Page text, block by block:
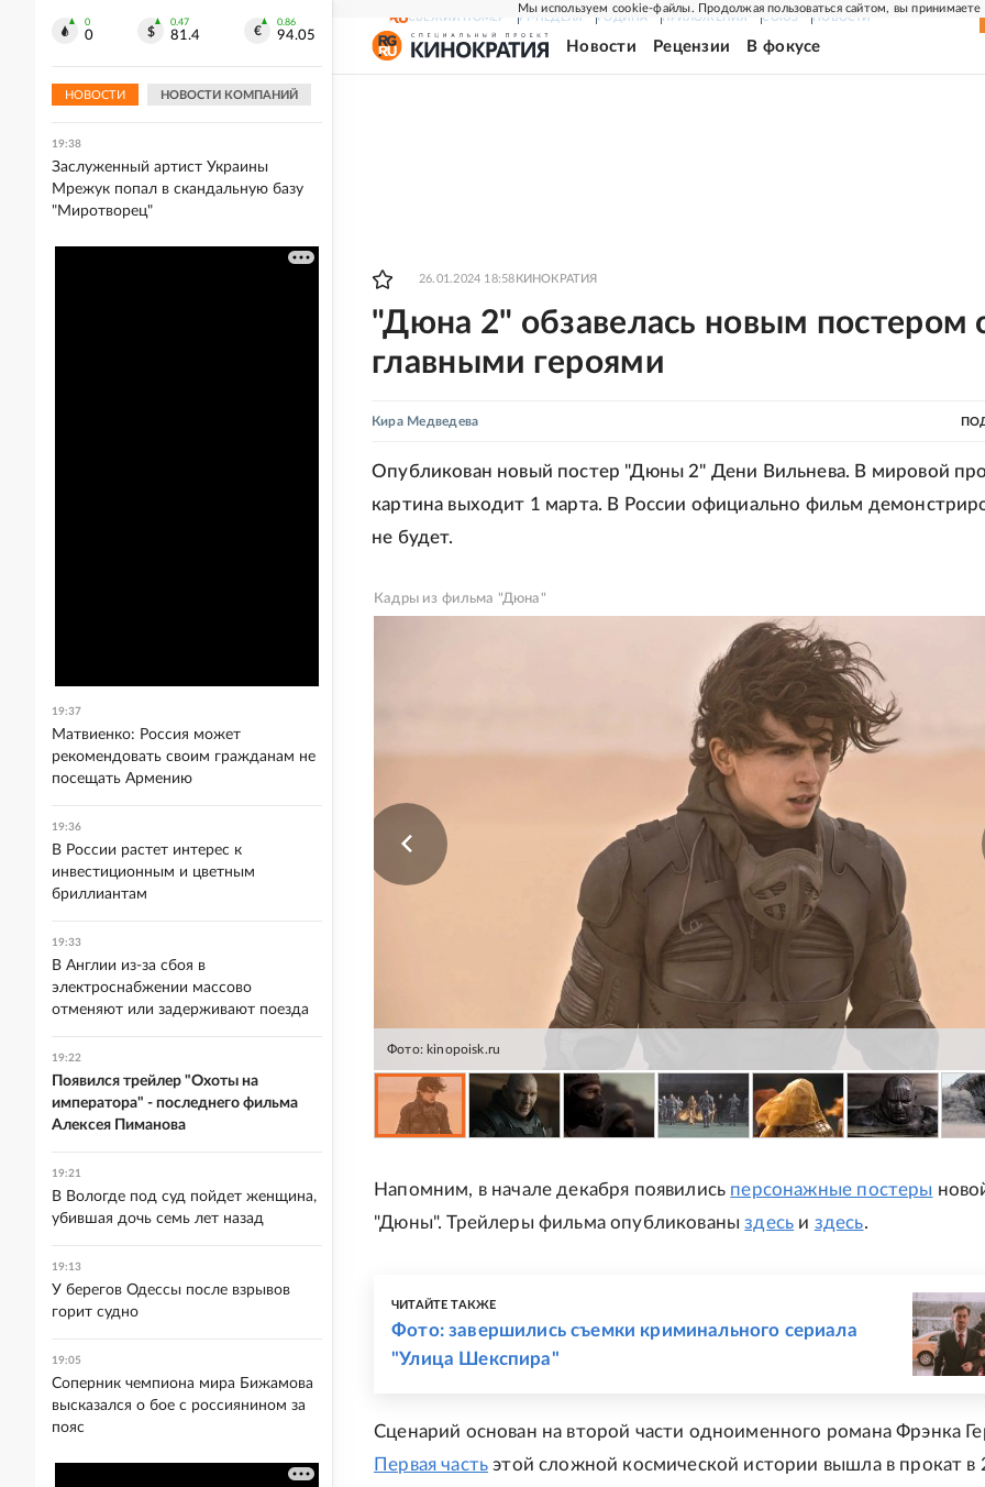
Мы используем cookie-файлы. Продолжая пользоваться сайтом, вы принимаете
СВЕЖИЙ НОМЕР РГ-НЕДЕЛЯ РОДИНА ПРИЛОЖЕНИЯ СОЮЗ НОВОСТИ
Новости Рецензии В фокусе
26.01.2024 18:58 КИНОКРАТИЯ
"Дюна 2" обзавелась новым постером
главными героями
Кира Медведева
Опубликован новый постер "Дюны 2" Дени Вильнева. В мировой
картина выходит 1 марта. В России официально фильм
не будет.
Кадры из фильма "Дюна"
Фото: kinopoisk.ru
Напомним, в начале декабря появились персонажные постеры
"Дюны". Трейлеры фильма опубликованыздесь и здесь.
ЧИТАЙТЕ ТАКЖЕ
Фото: завершились съемки криминального сериала
"Улица Шекспира"
Сценарий основан на второй части одноименного романа Фрэнка
Первая часть этой сложной космической истории вышла в прокат в
0
0
0.47
81.4
0.86
94.05
НОВОСТИ НОВОСТИ КОМПАНИЙ
домашним адресам продавцов
19:38
Заслуженный артист Украины
Мрежук попал в скандальную базу
"Миротворец"
19:37
Матвиенко: Россия может
рекомендовать своим гражданам не
посещать Армению
19:36
В России растет интерес к
инвестиционным и цветным
бриллиантам
19:33
В Англии из-за сбоя в
электроснабжении массово
отменяют или задерживают поезда
19:22
Появился трейлер "Охоты на
императора" - последнего фильма
Алексея Пиманова
19:21
В Вологде под суд пойдет женщина,
убившая дочь семь лет назад
19:13
У берегов Одессы после взрывов
горит судно
19:05
Соперник чемпиона мира Бижамова
высказался о бое с россиянином за
пояс